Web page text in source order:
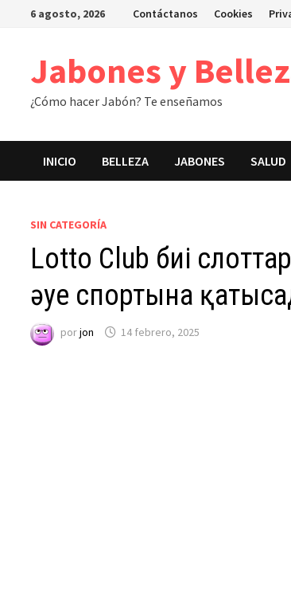
Saltar6 agosto, 2026 Contáctanos Cookies
Jabones y
¿Cómo hacer Jabón? Te enseñamos
INICIO BELLEZA JABONES SALUD
SIN CATEGORÍA
Lotto Club биі
әуе спортына
porjon 14 febrero, 2025